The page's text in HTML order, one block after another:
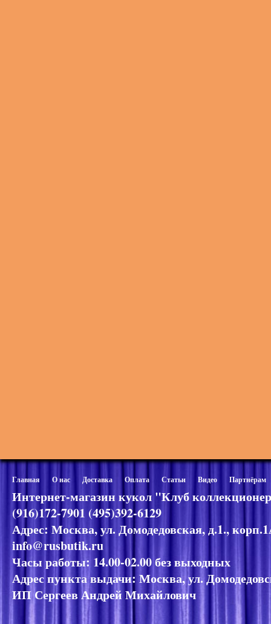
Главная О нас Доставка Оплата Статьи Видео Партнёрам
Интернет-магазин кукол "Клуб
(916)172-7901 (495)392-6129
Адрес: Москва, ул. Домодедовская, д.1.,
info@rusbutik.ru
Часы работы: 14.00-02.00 без выходных
Адрес пункта выдачи: Москва, ул.
ИП Сергеев Андрей Михайлович